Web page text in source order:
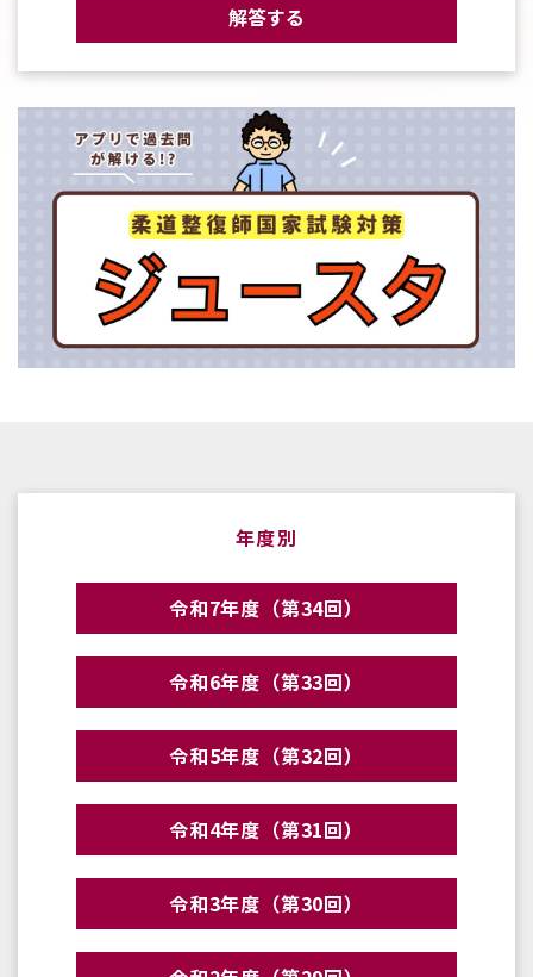
解答する
年度別
令和7年度（第34回）
令和6年度（第33回）
令和5年度（第32回）
令和4年度（第31回）
令和3年度（第30回）